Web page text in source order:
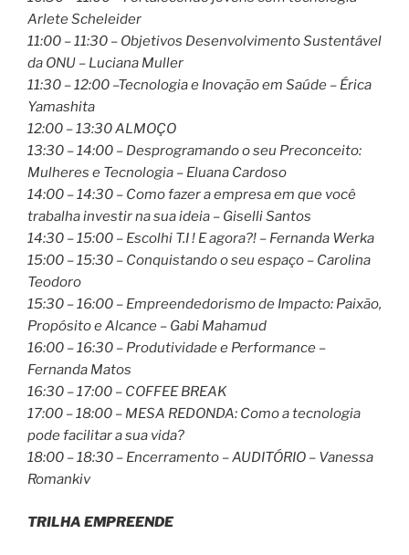
Arlete Scheleider
11:00 – 11:30 – Objetivos Desenvolvimento Sustentável
da ONU – Luciana Muller
11:30 – 12:00 –Tecnologia e Inovação em Saúde – Érica
Yamashita
12:00 – 13:30 ALMOÇO
13:30 – 14:00 – Desprogramando o seu Preconceito:
Mulheres e Tecnologia – Eluana Cardoso
14:00 – 14:30 – Como fazer a empresa em que você
trabalha investir na sua ideia – Giselli Santos
14:30 – 15:00 – Escolhi T.I ! E agora?! – Fernanda Werka
15:00 – 15:30 – Conquistando o seu espaço – Carolina
Teodoro
15:30 – 16:00 – Empreendedorismo de Impacto: Paixão,
Propósito e Alcance – Gabi Mahamud
16:00 – 16:30 – Produtividade e Performance –
Fernanda Matos
16:30 – 17:00 – COFFEE BREAK
17:00 – 18:00 – MESA REDONDA: Como a tecnologia
pode facilitar a sua vida?
18:00 – 18:30 – Encerramento – AUDITÓRIO – Vanessa
Romankiv
TRILHA EMPREENDE